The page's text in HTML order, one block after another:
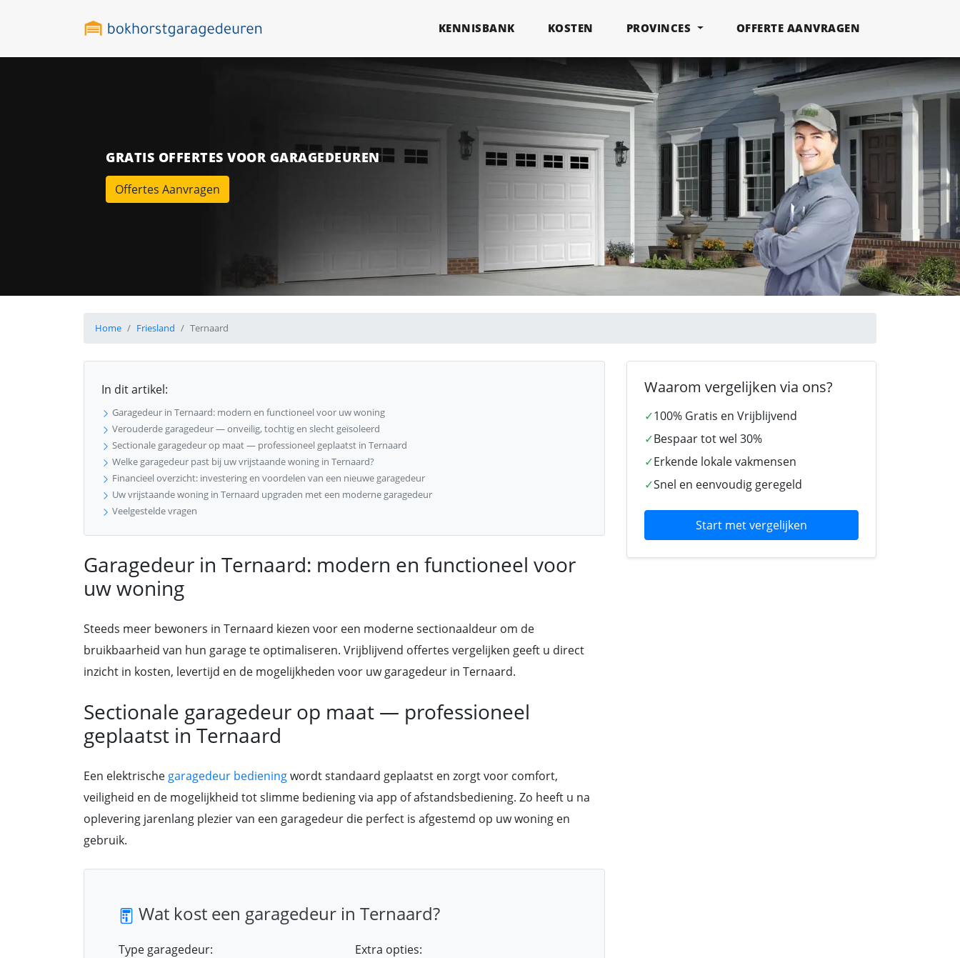
KENNISBANK KOSTEN PROVINCES OFFERTE AANVRAGEN
GRATIS OFFERTES VOOR GARAGEDEUREN
Offertes Aanvragen
Home Friesland Ternaard
In dit artikel:
Garagedeur in Ternaard: modern en functioneel voor uw woning
Verouderde garagedeur — onveilig, tochtig en slecht geïsoleerd
Sectionale garagedeur op maat — professioneel geplaatst in Ternaard
Welke garagedeur past bij uw vrijstaande woning in Ternaard?
Financieel overzicht: investering en voordelen van een nieuwe garagedeur
Uw vrijstaande woning in Ternaard upgraden met een moderne garagedeur
Veelgestelde vragen
Garagedeur in Ternaard: modern en functioneel voor
uw woning
Steeds meer bewoners in Ternaard kiezen voor een moderne sectionaaldeur om de
bruikbaarheid van hun garage te optimaliseren. Vrijblijvend offertes vergelijken geeft u direct
inzicht in kosten, levertijd en de mogelijkheden voor uw garagedeur in Ternaard.
Sectionale garagedeur op maat — professioneel
geplaatst in Ternaard
Een elektrische garagedeur bedieningwordt standaard geplaatst en zorgt voor comfort,
veiligheid en de mogelijkheid tot slimme bediening via app of afstandsbediening. Zo heeft u na
oplevering jarenlang plezier van een garagedeur die perfect is afgestemd op uw woning en
gebruik.
Wat kost een garagedeur in Ternaard?
Type garagedeur:
Extra opties:
Waarom vergelijken via ons?
✓100% Gratis en Vrijblijvend
✓Bespaar tot wel 30%
✓Erkende lokale vakmensen
✓Snel en eenvoudig geregeld
Start met vergelijken